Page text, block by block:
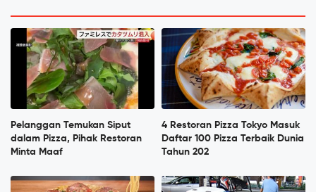
Pelanggan Temukan Siput
dalam Pizza, Pihak Restoran
Minta Maaf
4 Restoran Pizza Tokyo Masuk
Daftar 100 Pizza Terbaik Dunia
Tahun 202